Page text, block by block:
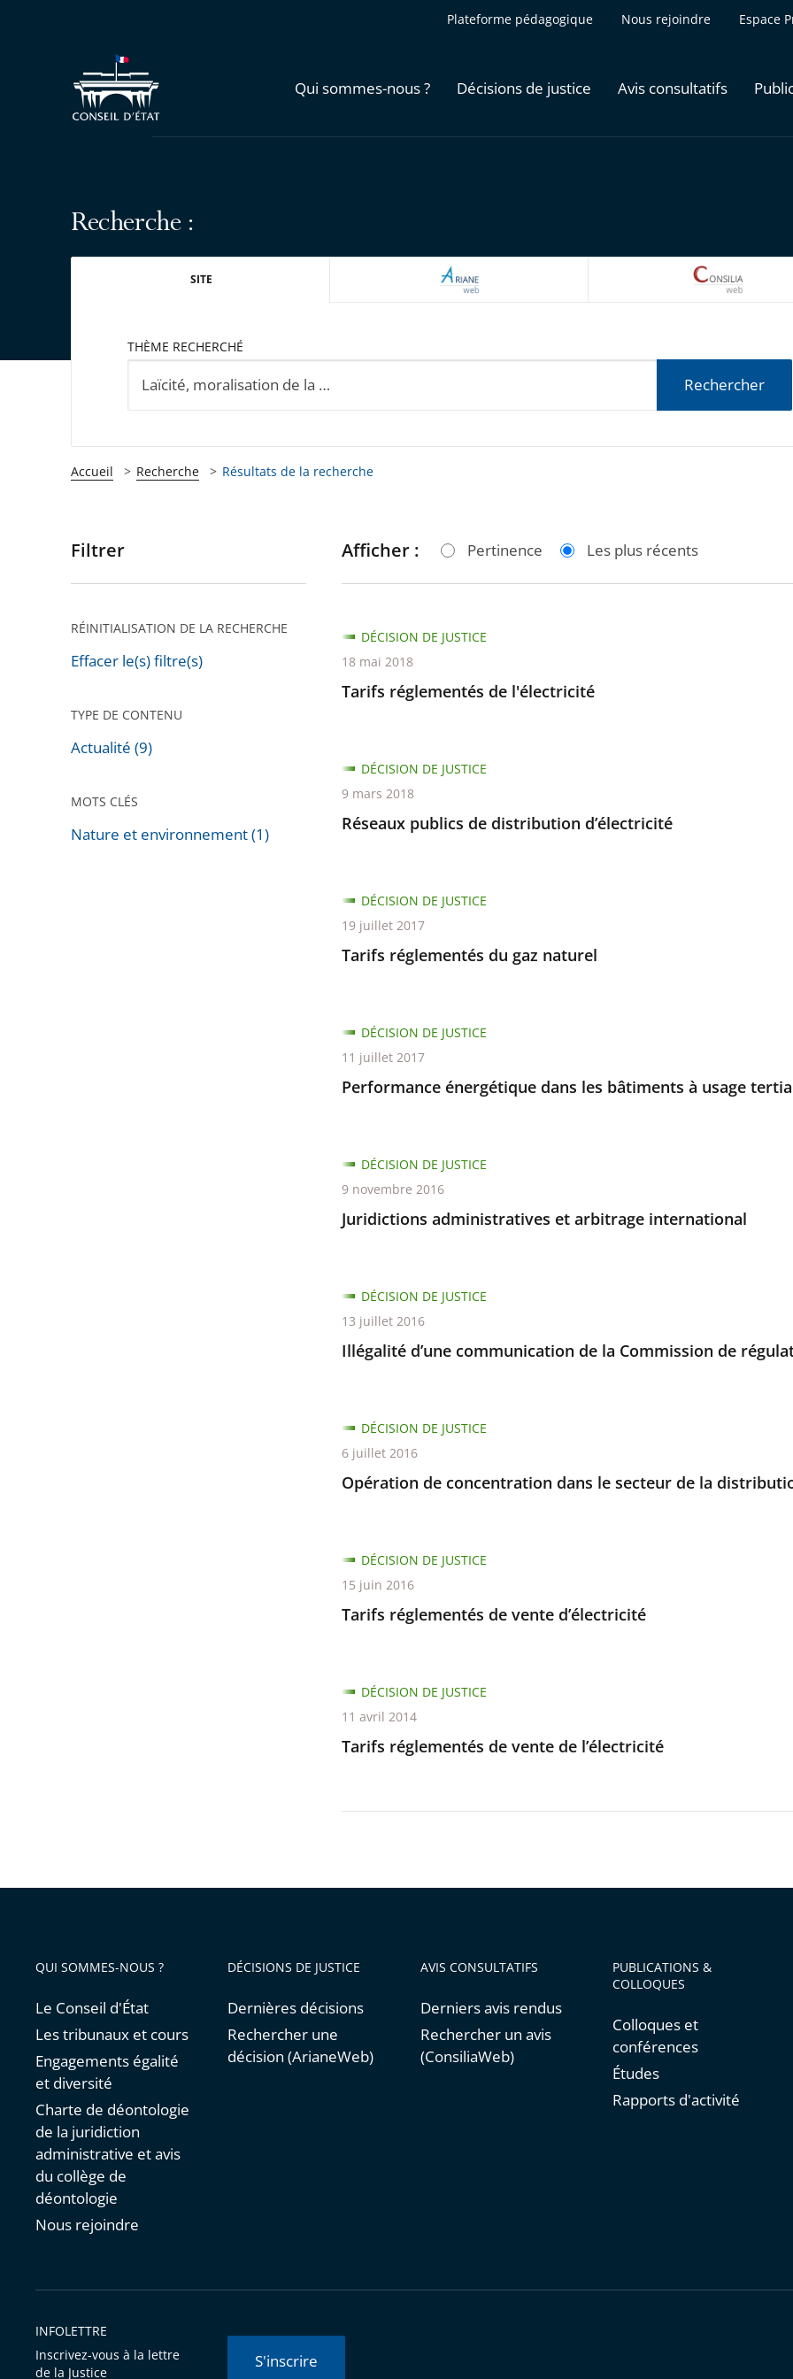
Plateforme pédagogique Nous rejoindre Espace
Qui sommes-nous ? Décisions de justice Avis consultatifs
Recherche :
SITE ARIANEWEB
THÈME RECHERCHÉ
Rechercher
Accueil Recherche Résultats de la recherche
Passer
pour
après
Filtrer
RÉINITIALISATION DE LA RECHERCHE
Effacer le(s) filtre(s)
TYPE DE CONTENU
Actualité (9)
MOTS CLÉS
Nature et environnement (1)
Afficher : Pertinence Les plus récents
Tarifs réglementés de l'électricité
DÉCISION DE JUSTICE
18 mai 2018
Réseaux publics de distribution d’électricité
DÉCISION DE JUSTICE
9 mars 2018
Tarifs réglementés du gaz naturel
DÉCISION DE JUSTICE
19 juillet 2017
Performance énergétique dans les bâtiments à usage
DÉCISION DE JUSTICE
11 juillet 2017
Juridictions administratives et arbitrage international
DÉCISION DE JUSTICE
9 novembre 2016
Illégalité d’une communication de la Commission de
DÉCISION DE JUSTICE
13 juillet 2016
Opération de concentration dans le secteur de la
DÉCISION DE JUSTICE
6 juillet 2016
Tarifs réglementés de vente d’électricité
DÉCISION DE JUSTICE
15 juin 2016
Tarifs réglementés de vente de l’électricité
DÉCISION DE JUSTICE
11 avril 2014
QUI SOMMES-NOUS ?
Le Conseil d'État
Les tribunaux et cours
Engagements égalité
et diversité
Charte de déontologie
de la juridiction
administrative et avis
du collège de
déontologie
Nous rejoindre
DÉCISIONS DE JUSTICE
Dernières décisions
Rechercher une
décision (ArianeWeb)
AVIS CONSULTATIFS
Derniers avis rendus
Rechercher un avis
(ConsiliaWeb)
PUBLICATIONS &
COLLOQUES
Colloques et
conférences
Études
Rapports d'activité
INFOLETTRE
Inscrivez-vous à la lettre
de la Justice
S'inscrire